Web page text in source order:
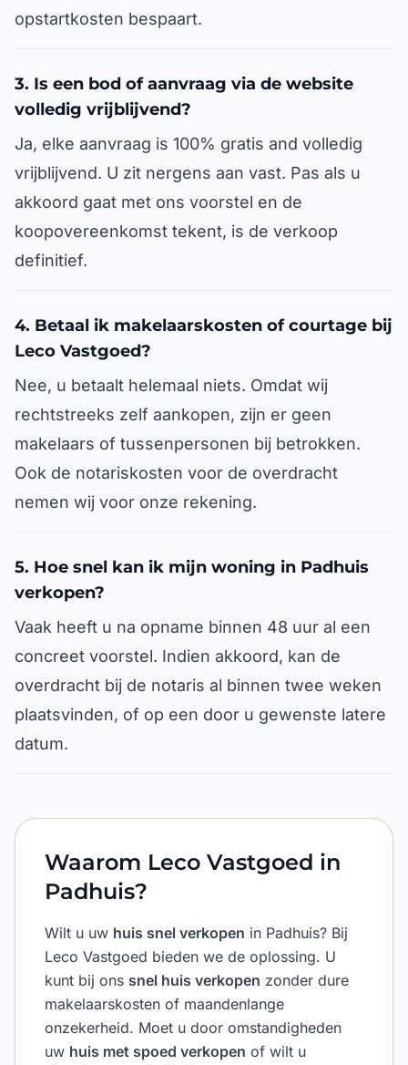
opstartkosten bespaart.
3. Is een bod of aanvraag via de website
volledig vrijblijvend?
Ja, elke aanvraag is 100% gratis and volledig
vrijblijvend. U zit nergens aan vast. Pas als u
akkoord gaat met ons voorstel en de
koopovereenkomst tekent, is de verkoop
definitief.
4. Betaal ik makelaarskosten of courtage bij
Leco Vastgoed?
Nee, u betaalt helemaal niets. Omdat wij
rechtstreeks zelf aankopen, zijn er geen
makelaars of tussenpersonen bij betrokken.
Ook de notariskosten voor de overdracht
nemen wij voor onze rekening.
5. Hoe snel kan ik mijn woning in Padhuis
verkopen?
Vaak heeft u na opname binnen 48 uur al een
concreet voorstel. Indien akkoord, kan de
overdracht bij de notaris al binnen twee weken
plaatsvinden, of op een door u gewenste latere
datum.
Waarom Leco Vastgoed in
Padhuis?
Wilt u uw huis snel verkopen in Padhuis? Bij
Leco Vastgoed bieden we de oplossing. U
kunt bij ons snel huis verkopen zonder dure
makelaarskosten of maandenlange
onzekerheid. Moet u door omstandigheden
uw huis met spoed verkopen of wilt u